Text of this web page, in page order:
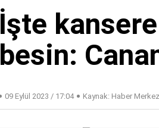
İşte
besin:
09 Eylül 2023 / 17:04 Kaynak: Haber